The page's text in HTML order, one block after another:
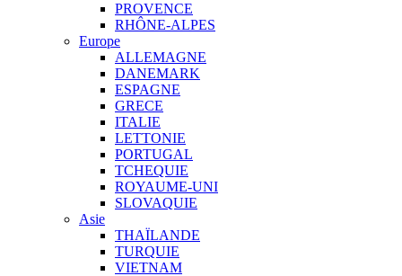
PROVENCE
RHÔNE-ALPES
Europe
ALLEMAGNE
DANEMARK
ESPAGNE
GRECE
ITALIE
LETTONIE
PORTUGAL
TCHEQUIE
ROYAUME-UNI
SLOVAQUIE
Asie
THAÏLANDE
TURQUIE
VIETNAM